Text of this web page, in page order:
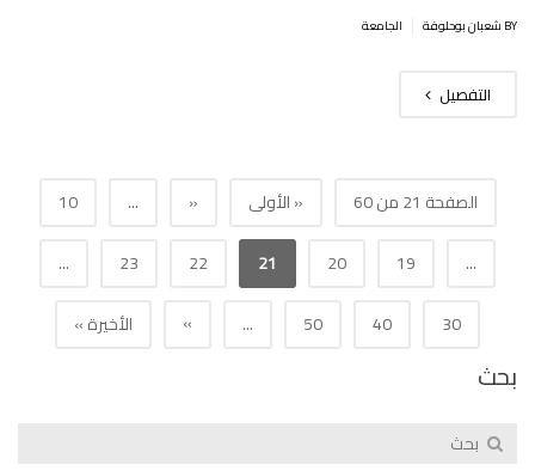
BY شعبان بوحلوفة الجامعة
التفصيل
الصفحة 21 من 60 « الأولى «
...
10
...
19
20
21
22
23
...
30
40
50
...
» الأخيرة »
بحث